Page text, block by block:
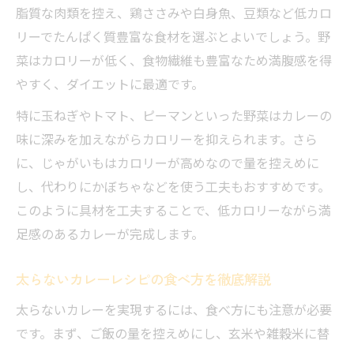
脂質な肉類を控え、鶏ささみや白身魚、豆類など低カロ
リーでたんぱく質豊富な食材を選ぶとよいでしょう。野
菜はカロリーが低く、食物繊維も豊富なため満腹感を得
やすく、ダイエットに最適です。
特に玉ねぎやトマト、ピーマンといった野菜はカレーの
味に深みを加えながらカロリーを抑えられます。さら
に、じゃがいもはカロリーが高めなので量を控えめに
し、代わりにかぼちゃなどを使う工夫もおすすめです。
このように具材を工夫することで、低カロリーながら満
足感のあるカレーが完成します。
太らないカレーレシピの食べ方を徹底解説
太らないカレーを実現するには、食べ方にも注意が必要
です。まず、ご飯の量を控えめにし、玄米や雑穀米に替